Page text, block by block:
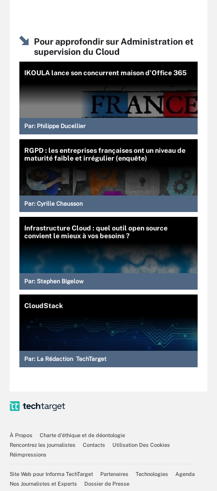
Pour approfondir sur Administration et
supervision du Cloud
IKOULA lance son concurrent maison d’Office 365
Par: Philippe Ducellier
RGPD : les entreprises françaises ont un niveau de
maturité faible et irrégulier (enquête)
Par: Cyrille Chausson
Infrastructure Cloud : quel outil open source
convient le mieux à vos besoins ?
Par: Stephen Bigelow
CloudStack
Par: La Rédaction TechTarget
À Propos
Charte d’éthique et de déontologie
Rencontrez les journalistes
Contacts
Utilisation Des Cookies
Réimpressions
Site Web pour Informa TechTarget Partenaires Technologies
Agenda
Nos Journalistes et Experts
Dossier de Presse